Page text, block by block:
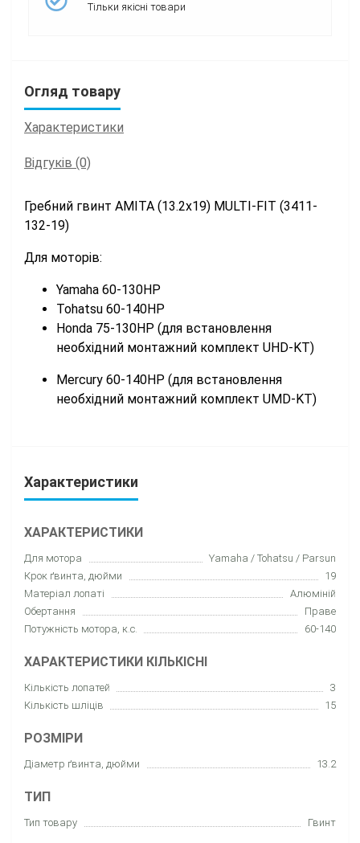
Тільки якісні товари
Огляд товару
Характеристики
Відгуків (0)
Гребний гвинт AMITA (13.2x19) MULTI-FIT (3411-
132-19)
Для моторів:
Yamaha 60-130HP
Tohatsu 60-140HP
Honda 75-130HP (для встановлення
необхідний монтажний комплект UHD-KT)
Mercury 60-140HP (для встановлення
необхідний монтажний комплект UMD-KT)
Характеристики
ХАРАКТЕРИСТИКИ
Для мотора
Yamaha / Tohatsu / Parsun
Крок ґвинта, дюйми
19
Матеріал лопаті
Алюміній
Обертання
Праве
Потужність мотора, к.с.
60-140
ХАРАКТЕРИСТИКИ КІЛЬКІСНІ
Кількість лопатей
3
Кількість шліців
15
РОЗМІРИ
Діаметр ґвинта, дюйми 13.2
ТИП
Тип товару Гвинт